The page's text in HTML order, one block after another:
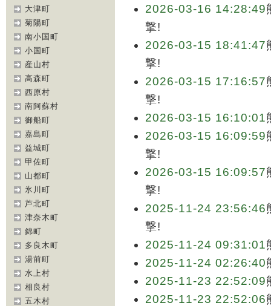
大津町
菊陽町
南小国町
小国町
産山村
高森町
西原村
南阿蘇村
御船町
嘉島町
益城町
甲佐町
山都町
氷川町
芦北町
津奈木町
錦町
多良木町
湯前町
水上村
相良村
五木村
2026-03-16 14:28:49
撃!
2026-03-15 18:41:47
撃!
2026-03-15 17:16:57
撃!
2026-03-15 16:10:01
2026-03-15 16:09:59
撃!
2026-03-15 16:09:57
撃!
2025-11-24 23:56:46
撃!
2025-11-24 09:31:01
2025-11-24 02:26:40
2025-11-23 22:52:09
2025-11-23 22:52:06